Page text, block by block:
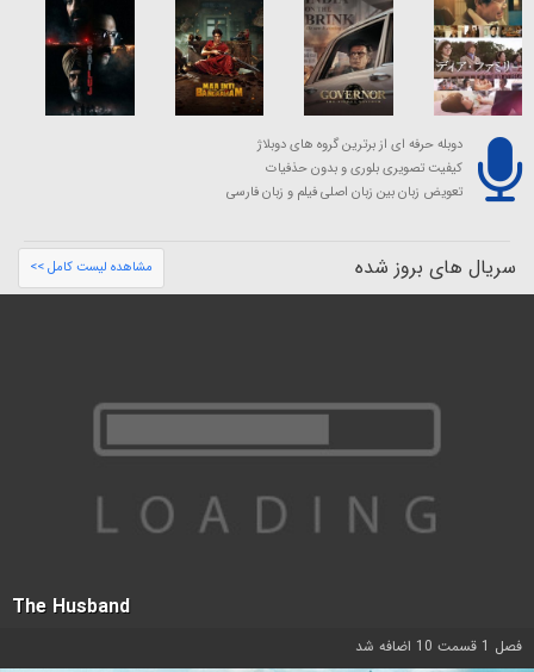
دوبله حرفه ای از برترین گروه های دوبلاژ
کیفیت تصویری بلوری و بدون حذفیات
تعویض زبان بین زبان اصلی فیلم و زبان فارسی
سریال های بروز شده مشاهده لیست کامل >>
The Husband
فصل 1 قسمت 10 اضافه شد